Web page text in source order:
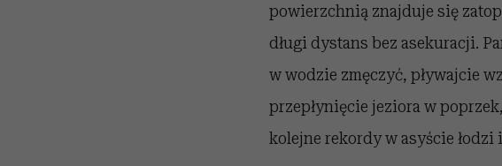
powierzchnią znajduje się
długi dystans bez asekuracji.
w wodzie zmęczyć, pływajcie
przepłynięcie jeziora w
kolejne rekordy w asyście łodzi